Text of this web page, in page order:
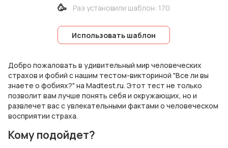
🥳 Раз установили шаблон: 170
Использовать шаблон
Добро пожаловать в удивительный мир человеческих
страхов и фобий с нашим тестом-викториной "Все ли вы
знаете о фобиях?" на Madtest.ru. Этот тест не только
позволит вам лучше понять себя и окружающих, но и
развлечет вас с увлекательными фактами о человеческом
восприятии страха.
Кому подойдет?